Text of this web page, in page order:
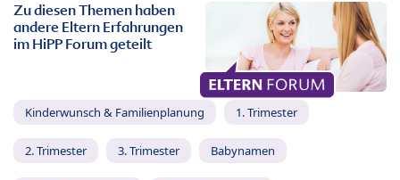
Zu diesen Themen haben
andere Eltern Erfahrungen
im HiPP Forum geteilt
Kinderwunsch & Familienplanung 1. Trimester
2. Trimester 3. Trimester Babynamen